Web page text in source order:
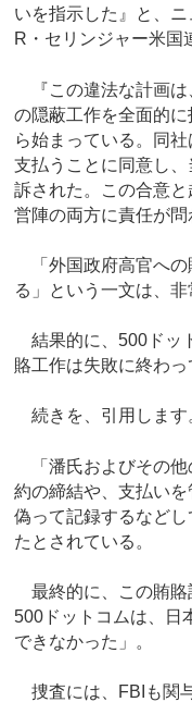
いを指示した』と、
R・セリンジャー米国
『この違法な計画は
の隠蔽工作を全面的
ら始まっている。同
支払うことに同意し
訴された。この合意
営陣の両方に責任が問
「外国政府高官への
る」という一文は、非
結果的に、500ドッ
賂工作は失敗に終わっ
続きを、引用します
「潘氏およびその他
約の締結や、支払い
偽って記録するなど
たとされている。
最終的に、この賄賂
500ドットコムは、日
できなかった」。
捜査には、FBIも関